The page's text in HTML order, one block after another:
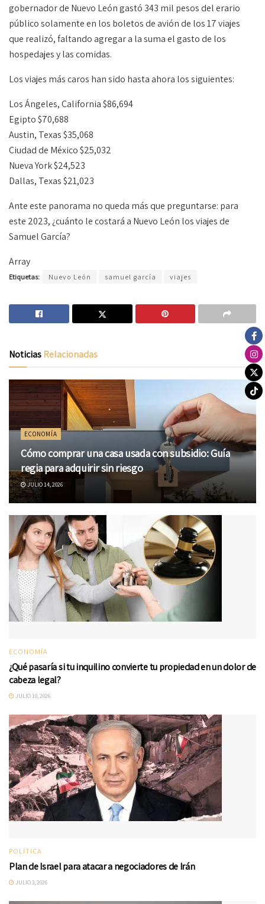
gobernador de Nuevo León gastó 343 mil pesos del erario
público solamente en los boletos de avión de los 17 viajes
que realizó, faltando agregar a la suma el gasto de los
hospedajes y las comidas.
Los viajes más caros han sido hasta ahora los siguientes:
Los Ángeles, California $86,694
Egipto $70,688
Austin, Texas $35,068
Ciudad de México $25,032
Nueva York $24,523
Dallas, Texas $21,023
Ante este panorama no queda más que preguntarse: para
este 2023, ¿cuánto le costará a Nuevo León los viajes de
Samuel García?
Array
Etiquetas: Nuevo León samuel garcía viajes
NoticiasRelacionadas
ECONOMÍA
Cómo comprar una casa usada con subsidio: Guía
regia para adquirir sin riesgo
JULIO 14, 2026
ECONOMÍA
¿Qué pasaría si tu inquilino convierte tu propiedad en un dolor de
cabeza legal?
JULIO 10, 2026
POLÍTICA
Plan de Israel para atacar a negociadores de Irán
JULIO 3, 2026